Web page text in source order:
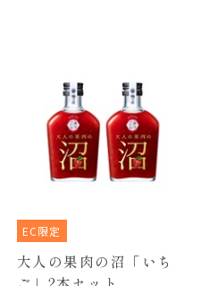
EC限定
大人の果肉の沼「いち